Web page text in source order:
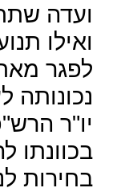
ועדה
ואילו
לפגר
נכונותה
יו"ר
בכוונתו
בחירות